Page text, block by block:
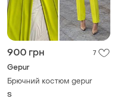
900 грн 7
Gepur
Брючний костюм gepur
S